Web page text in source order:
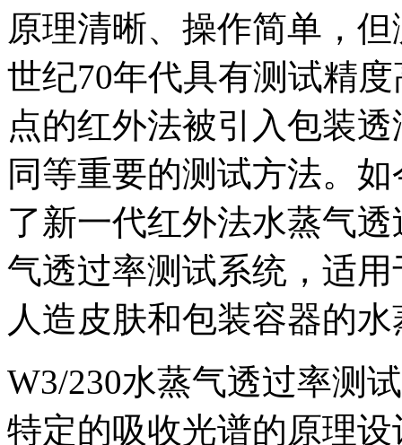
原理清晰、操作简单，
世纪70年代具有测试精
点的红外法被引入包装
同等重要的测试方法。
了新一代红外法水蒸气
气透过率测试系统，适
人造皮肤和包装容器的
W3/230水蒸气透过率测
特定的吸收光谱的原理